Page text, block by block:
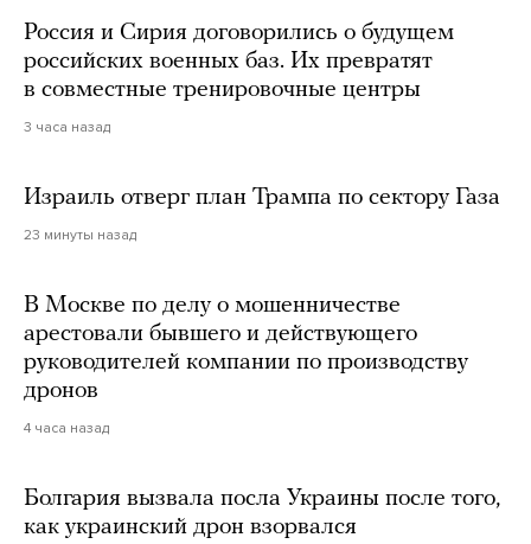
Россия и Сирия договорились о будущем
российских военных баз. Их превратят
в совместные тренировочные центры
3 часа назад
Израиль отверг план Трампа по сектору Газа
23 минуты назад
В Москве по делу о мошенничестве
арестовали бывшего и действующего
руководителей компании по производству
дронов
4 часа назад
Болгария вызвала посла Украины после того,
как украинский дрон взорвался